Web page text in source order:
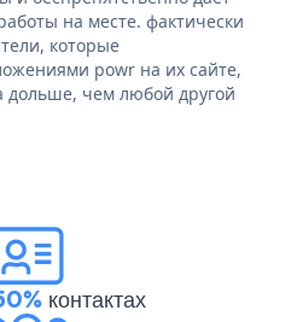
на месте. фактически
которые
powr на их сайте,
дольше, чем любой другой
контактах